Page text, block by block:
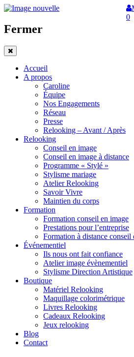
0
Fermer
Accueil
A propos
Caroline
Équipe
Nos Engagements
Réseau
Presse
Relooking – Avant / Après
Relooking
Conseil en image
Conseil en image à distance
Programme « Stylé »
Stylisme mariage
Atelier Relooking
Savoir Vivre
Maintien du corps
Formation
Formation conseil en image
Prestations pour l’entreprise
Formation à distance conseil
Événementiel
Ils nous ont fait confiance
Atelier image évènementiel
Stylisme Direction Artistique
Boutique
Matériel Relooking
Maquillage colorimétrique
Livres Relooking
Cadeaux Relooking
Jeux relooking
Blog
Contact